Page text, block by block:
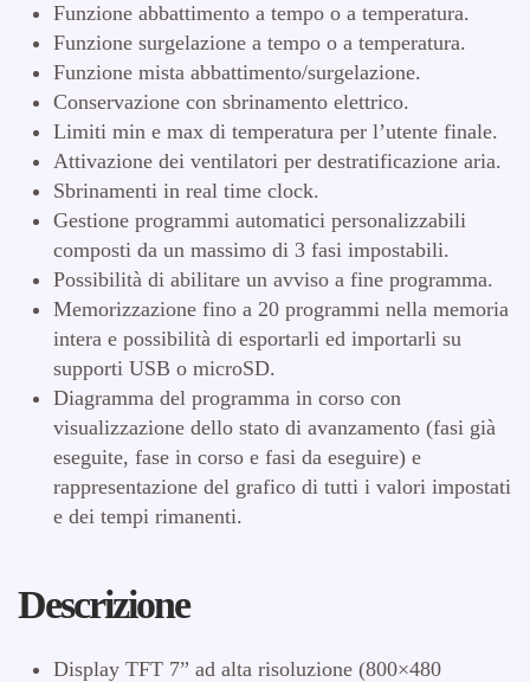
Funzione abbattimento a tempo o a temperatura.
Funzione surgelazione a tempo o a temperatura.
Funzione mista abbattimento/surgelazione.
Conservazione con sbrinamento elettrico.
Limiti min e max di temperatura per l’utente finale.
Attivazione dei ventilatori per destratificazione aria.
Sbrinamenti in real time clock.
Gestione programmi automatici personalizzabili
composti da un massimo di 3 fasi impostabili.
Possibilità di abilitare un avviso a fine programma.
Memorizzazione fino a 20 programmi nella memoria
intera e possibilità di esportarli ed importarli su
supporti USB o microSD.
Diagramma del programma in corso con
visualizzazione dello stato di avanzamento (fasi già
eseguite, fase in corso e fasi da eseguire) e
rappresentazione del grafico di tutti i valori impostati
e dei tempi rimanenti.
Descrizione
Display TFT 7” ad alta risoluzione (800×480